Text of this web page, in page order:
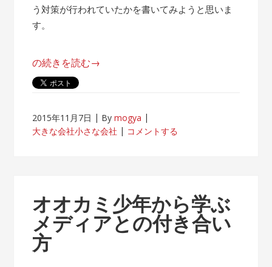
う対策が行われていたかを書いてみようと思いま
す。
“帰
属
が
客
先
常
駐
の続きを読む→
2015年11月7日 Bymogya
大きな会社小さな会社
コメントする
オオカミ少年から学ぶ
メディアとの付き合い
方